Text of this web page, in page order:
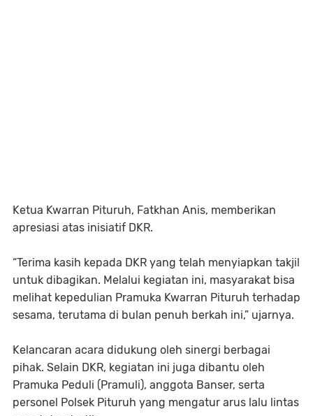
Ketua Kwarran Pituruh, Fatkhan Anis, memberikan
apresiasi atas inisiatif DKR.
“Terima kasih kepada DKR yang telah menyiapkan takjil
untuk dibagikan. Melalui kegiatan ini, masyarakat bisa
melihat kepedulian Pramuka Kwarran Pituruh terhadap
sesama, terutama di bulan penuh berkah ini,” ujarnya.
Kelancaran acara didukung oleh sinergi berbagai
pihak. Selain DKR, kegiatan ini juga dibantu oleh
Pramuka Peduli (Pramuli), anggota Banser, serta
personel Polsek Pituruh yang mengatur arus lalu lintas